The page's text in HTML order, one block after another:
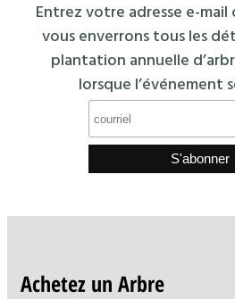
Entrez votre adresse e-mail
vous enverrons tous les
plantation annuelle
lorsque l’événement
Achetez un Arbre